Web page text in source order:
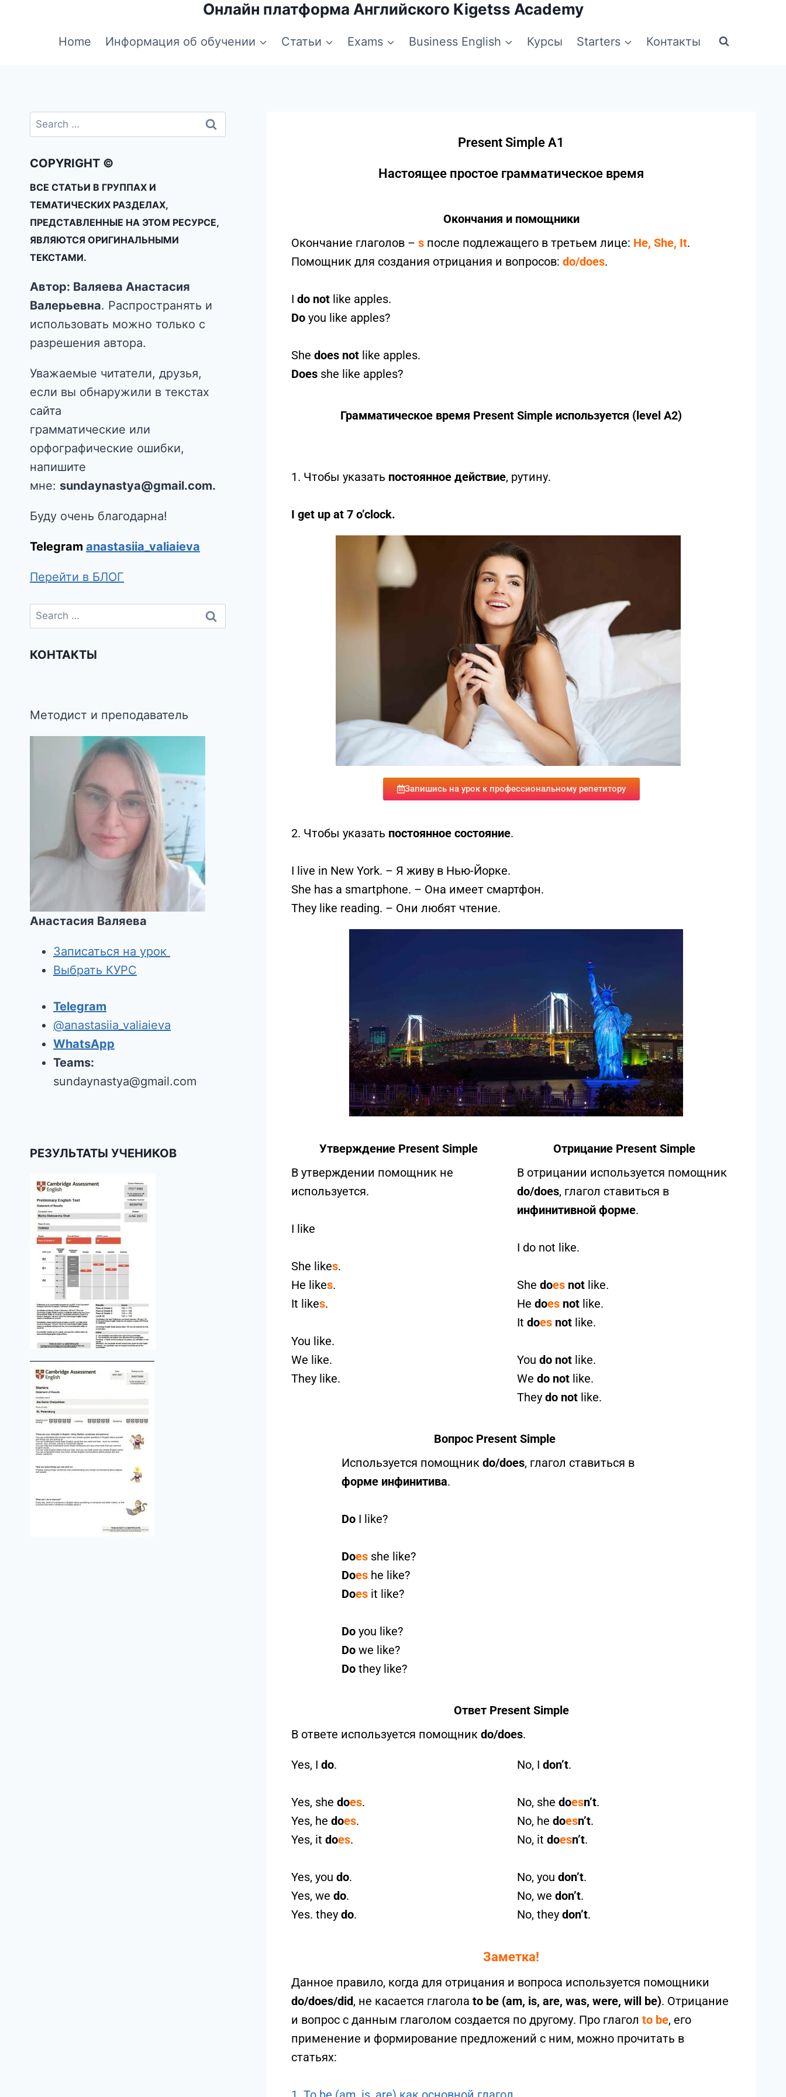
Онлайн платформа Английского Kigetss Academy
Home Информация об обучении Статьи Exams Business English Курсы Starters Контакты
Present Simple A1
Настоящее простое грамматическое время
Окончания и помощники
Окончание глаголов – sпосле подлежащего в третьем лице: He, She, It.
Помощник для создания отрицания и вопросов: do/does.
I do notlike apples.
Doyou like apples?
She does notlike apples.
Doesshe like apples?
Грамматическое время Present Simple используется (level A2)
1. Чтобы указать постоянное действие, рутину.
I get up at 7 o’clock.
Запишись на урок к профессиональному репетитору
2. Чтобы указать постоянное состояние.
I live in New York. – Я живу в Нью-Йорке.
She has a smartphone. – Она имеет смартфон.
They like reading. – Они любят чтение.
Утверждение Present Simple
В утверждении помощник не
используется.
I like
She likes.
He likes.
It likes.
You like.
We like.
They like.
Отрицание Present Simple
В отрицании используется помощник
do/does, глагол ставиться в
инфинитивной форме.
I do not like.
Shedoes not like.
He does not like.
Itdoes not like.
Youdo not like.
Wedo not like.
They do not like.
Вопрос Present Simple
Используется помощникdo/does, глагол ставиться в
форме инфинитива.
Do I like?
Does she like?
Does he like?
Does it like?
Do you like?
Do we like?
Do they like?
Ответ Present Simple
В ответе используется помощник do/does.
Yes, I do.
Yes, she does.
Yes, he does.
Yes, it does.
Yes, you do.
Yes, we do.
Yes. they do.
No, Idon’t.
No, she doesn’t.
No, he doesn’t.
No, itdoesn’t.
No, youdon’t.
No, we don’t.
No, theydon’t.
Заметка!
Данное правило, когда для отрицания и вопроса используется помощники
do/does/did, не касается глагола to be (am, is, are, was, were, will be). Отрицание
и вопрос с данным глаголом создается по другому. Про глагол to be, его
применение и формирование предложений с ним, можно прочитать в
статьях:
COPYRIGHT ©
ВСЕ СТАТЬИ В ГРУППАХ И
ТЕМАТИЧЕСКИХ РАЗДЕЛАХ,
ПРЕДСТАВЛЕННЫЕ НА ЭТОМ РЕСУРСЕ,
ЯВЛЯЮТСЯ ОРИГИНАЛЬНЫМИ
ТЕКСТАМИ.
Автор: Валяева Анастасия
Валерьевна. Распространять и
использовать можно только с
разрешения автора.
Уважаемые читатели, друзья,
если вы обнаружили в текстах
сайта
грамматические или
орфографические ошибки,
напишите
мне: sundaynastya@gmail.com.
Буду очень благодарна!
Telegram anastasiia_valiaieva
Перейти в БЛОГ
КОНТАКТЫ
Методист и преподаватель
Анастасия Валяева
Записаться на урок
Выбрать КУРС
Telegram
@anastasiia_valiaieva
WhatsApp
Teams:
sundaynastya@gmail.com
РЕЗУЛЬТАТЫ УЧЕНИКОВ